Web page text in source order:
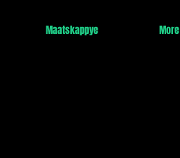
Maatskappye More